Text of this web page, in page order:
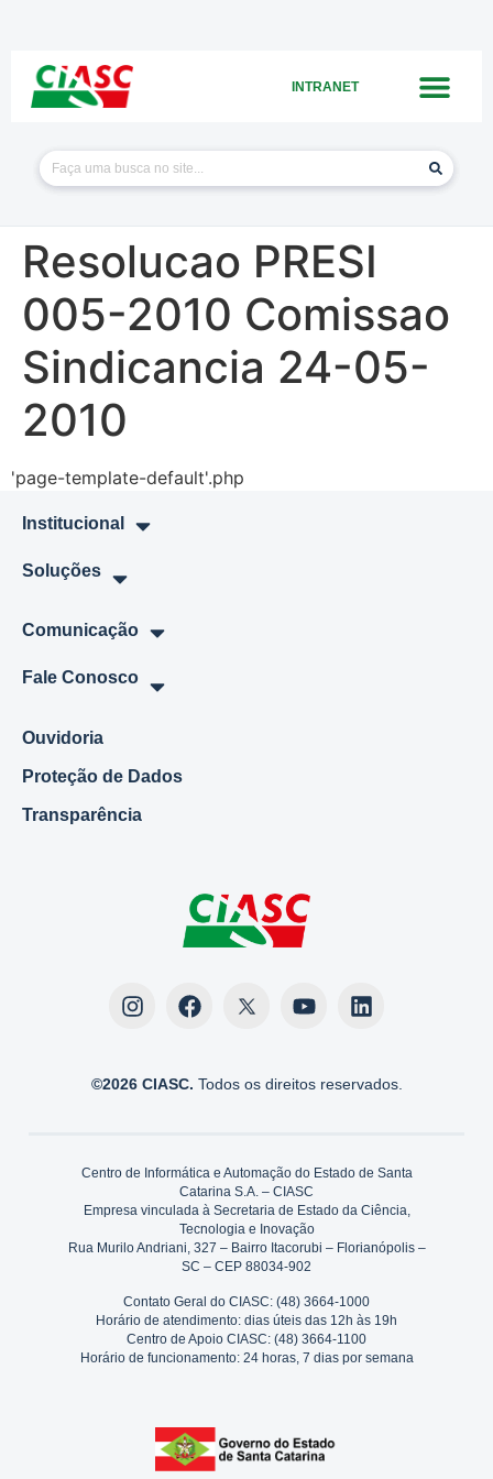
INTRANET
Resolucao PRESI
005-2010 Comissao
Sindicancia 24-05-
2010
'page-template-default'.php
Institucional
Soluções
Comunicação
Fale Conosco
Ouvidoria
Proteção de Dados
Transparência
©2026 CIASC. Todos os direitos reservados.
Centro de Informática e Automação do Estado de Santa
Catarina S.A. – CIASC
Empresa vinculada à Secretaria de Estado da Ciência,
Tecnologia e Inovação
Rua Murilo Andriani, 327 – Bairro Itacorubi – Florianópolis –
SC – CEP 88034-902
Contato Geral do CIASC: (48) 3664-1000
Horário de atendimento: dias úteis das 12h às 19h
Centro de Apoio CIASC: (48) 3664-1100
Horário de funcionamento: 24 horas, 7 dias por semana